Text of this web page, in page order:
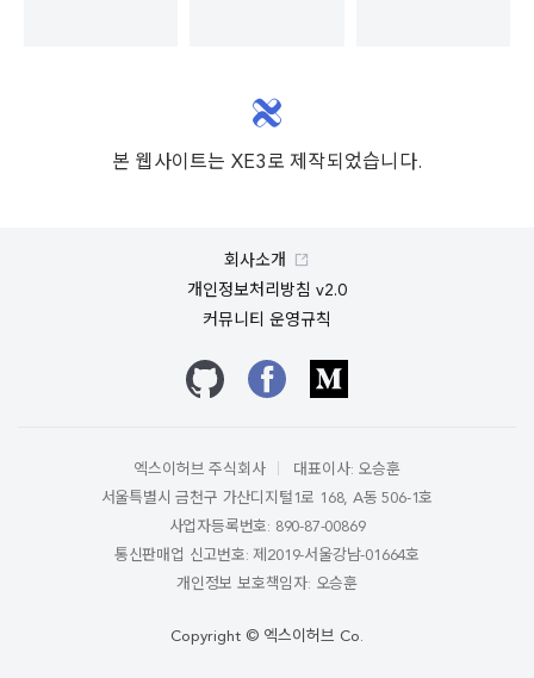
본 웹사이트는 XE3로 제작되었습니다.
회사소개
개인정보처리방침 v2.0
커뮤니티 운영규칙
깃허브 페이스북 미디엄
엑스이허브 주식회사
대표이사: 오승훈
서울특별시 금천구 가산디지털1로 168, A동 506-1호
사업자등록번호: 890-87-00869
통신판매업 신고번호: 제2019-서울강남-01664호
개인정보 보호책임자: 오승훈
Copyright © 엑스이허브 Co.